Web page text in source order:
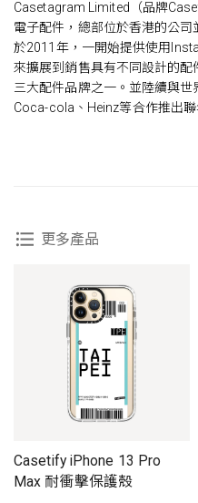
Casetagram Limited（品牌
電子配件，總部位於香港的公
於2011年，一開始提供使用
來擴展到銷售具有不同設計的
三大配件品牌之一。並陸續與
Coca-cola、Heinz等合作推出聯
更多產品
Casetify iPhone 13 Pro
Max 耐衝擊保護殼